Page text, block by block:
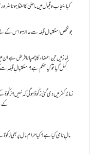
کیا ایجاب و قبول میں ماضی کا لفظ
جو شخص استقبال قبلہ سے عاجز ہو اس کے
نماز میں جن اعضاء کا چھپانا فرض ہے ان
کھل گیا تو کیا حکم ہے؟استقبالِ قبلہ
زمانۂ کفر میں دی گئی زکٰوۃ ہو گی کہ
کے
مالِ نامی کیا ہے؟ کیا حرام مال پر بھی